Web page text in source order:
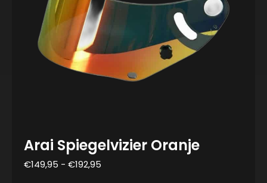
Arai Spiegelvizier Oranje
€149,95 - €192,95